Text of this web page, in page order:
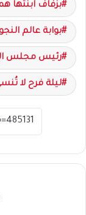
بزفاف ابنتها
بوابة عالم
رئيس مجلس
ليلة فرح لا